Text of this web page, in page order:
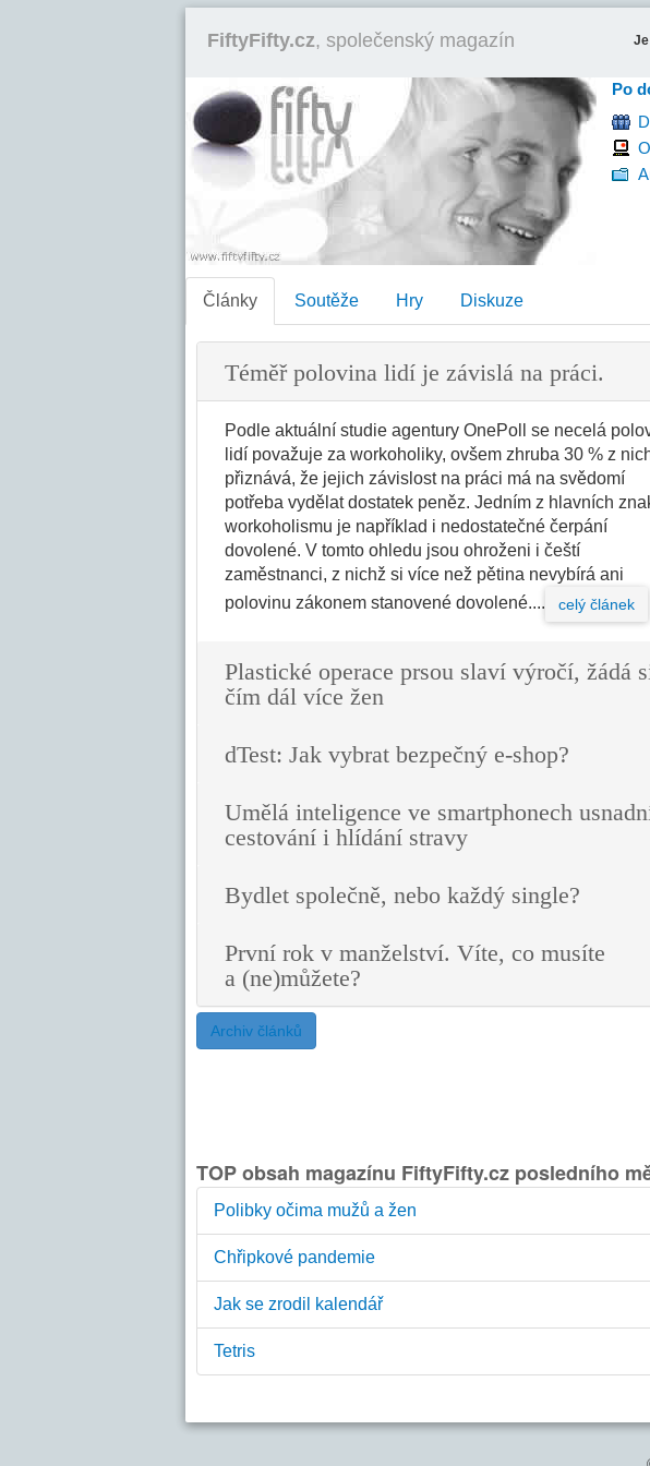
FiftyFifty.cz, společenský magazín
Po
Články Soutěže Hry Diskuze
Téměř polovina lidí je závislá na práci.
Podle aktuální studie agentury OnePoll se necelá
lidí považuje za workoholiky, ovšem zhruba 30 % z
přiznává, že jejich závislost na práci má na svědomí
potřeba vydělat dostatek peněz. Jedním z hlavních
workoholismu je například i nedostatečné čerpání
dovolené. V tomto ohledu jsou ohroženi i čeští
zaměstnanci, z nichž si více než pětina nevybírá ani
polovinu zákonem stanovené dovolené....
celý článek
Plastické operace prsou slaví výročí, žádá
čím dál více žen
dTest: Jak vybrat bezpečný e-shop?
Umělá inteligence ve smartphonech
cestování i hlídání stravy
Bydlet společně, nebo každý single?
První rok v manželství. Víte, co musíte
a (ne)můžete?
Archiv článků
TOP obsah magazínu FiftyFifty.cz posledního
Polibky očima mužů a žen
Chřipkové pandemie
Jak se zrodil kalendář
Tetris